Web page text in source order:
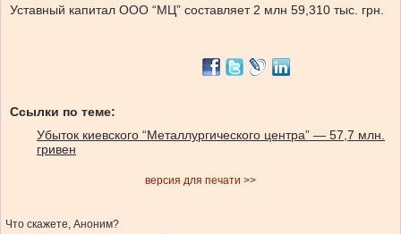
Уставный капитал ООО “МЦ” составляет 2 млн 59,310 тыс. грн.
Ссылки по теме:
Убыток киевского “Металлургического центра” — 57,7 млн.
гривен
версия для печати >>
Что скажете, Аноним?